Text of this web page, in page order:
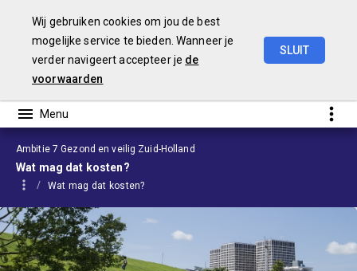
Wij gebruiken cookies om jou de best
mogelijke service te bieden. Wanneer je
verder navigeert accepteer je de
voorwaarden
SLUIT
Ambitie 7 Gezond en veilig Zuid-Holland
Wat mag dat kosten?
Wat mag dat kosten?